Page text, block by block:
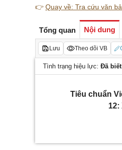
👉 Quay về: Tra cứu văn
Tổng quan Nội dung
Lưu Theo dõi VB
Tình trạng hiệu lực: Đã biết
Tiêu chuẩn
12: